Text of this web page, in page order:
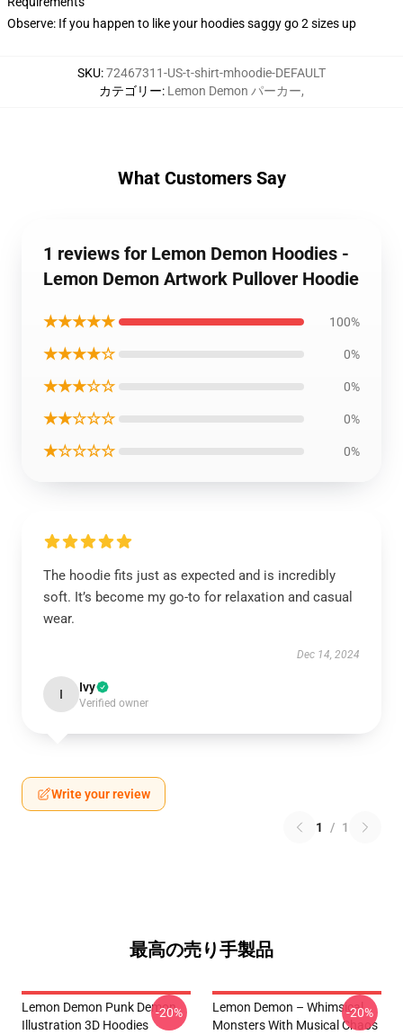
Observe: If you happen to like your hoodies saggy go 2 sizes up
SKU:72467311-US-t-shirt-mhoodie-DEFAULT
カテゴリー: Lemon Demon パーカー,
What Customers Say
1 reviews for Lemon Demon Hoodies -
Lemon Demon Artwork Pullover Hoodie
★★★★★ 100%
★★★★☆ 0%
★★★☆☆ 0%
★★☆☆☆ 0%
★☆☆☆☆ 0%
The hoodie fits just as expected and is incredibly
soft. It’s become my go-to for relaxation and casual
wear.
Dec 14, 2024
I Ivy
Verified owner
Write your review
1 / 1
最高の売り手製品
Lemon Demon Punk Demon
Illustration 3D Hoodies
-20%
Lemon Demon – Whimsical
Monsters With Musical Chaos
-20%